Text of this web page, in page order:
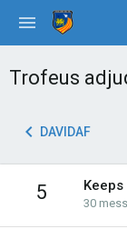
Trofeus
DAVIDAF
5 30